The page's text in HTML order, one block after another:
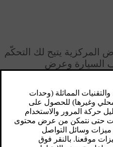
المركزية يتيح لك التحكّم
السيارة وعرض